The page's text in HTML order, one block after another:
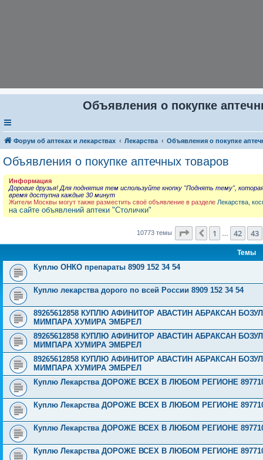
Объявления о покупке
Форум об аптеках и лекарствах Лекарства Объявления о покупке
Объявления о покупке аптечных товаров
Информация
Дорогие друзья! Для поднятия тем используйте кнопку "Поднять тему",
время доступна каждые 30 минут
Жители Москвы могут также разместить своё объявление в разделе Лекарства,
на сайте объявлений аптеки "Столички"
10773 темы Страница 44из 431
Пред.
1 42 43
Темы
Куплю ОНКО препараты 8909 152 34 54
Куплю лекарства дорого по всей России 8909 152 34 54
89265612858 КУПЛЮ АФИНИТОР АВАСТИН АБРАКСАН
МИМПАРА ХУМИРА ЭМБРЕЛ
89265612858 КУПЛЮ АФИНИТОР АВАСТИН АБРАКСАН
МИМПАРА ХУМИРА ЭМБРЕЛ
89265612858 КУПЛЮ АФИНИТОР АВАСТИН АБРАКСАН
МИМПАРА ХУМИРА ЭМБРЕЛ
Куплю Лекарства ДОРОЖЕ ВСЕХ В ЛЮБОМ РЕГИОНЕ
Куплю Лекарства ДОРОЖЕ ВСЕХ В ЛЮБОМ РЕГИОНЕ
Куплю Лекарства ДОРОЖЕ ВСЕХ В ЛЮБОМ РЕГИОНЕ
Куплю Лекарства ДОРОЖЕ ВСЕХ В ЛЮБОМ РЕГИОНЕ